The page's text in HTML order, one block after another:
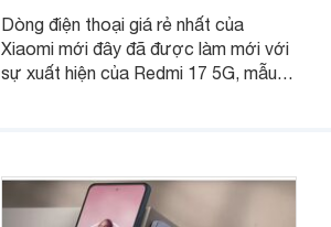
Dòng điện thoại giá rẻ nhất của
Xiaomi mới đây đã được làm mới với
sự xuất hiện của Redmi 17 5G, mẫu